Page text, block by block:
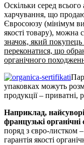
Оскільки серед
харчування, що
Євросоюзу (мінімум
якості товару), можна
значок, який
переконатися, що
органічного
упаковках можуть
продукції – приватні,
Наприклад,
французькі
поряд з євро-листком
гарантія якості